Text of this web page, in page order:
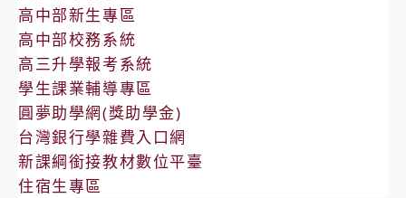
長
至
114
年
3
月
14
業
要
點
睦
遠
航
訓
練
支
隊
高中部新生專區
高中部校務系統
高三升學報考系統
學生課業輔導專區
圓夢助學網(獎助學金)
台灣銀行學雜費入口網
新課綱銜接教材數位平臺
住宿生專區